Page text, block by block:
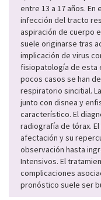
entre 13 a 17 años.
infección del tracto
aspiración de cuerpo
suele originarse tras
implicación de virus
fisiopatología de esta
pocos casos se han
respiratorio sincitial.
junto con disnea y
característico. El
radiografía de tórax.
afectación y su
observación hasta
Intensivos. El
complicaciones
pronóstico suele ser